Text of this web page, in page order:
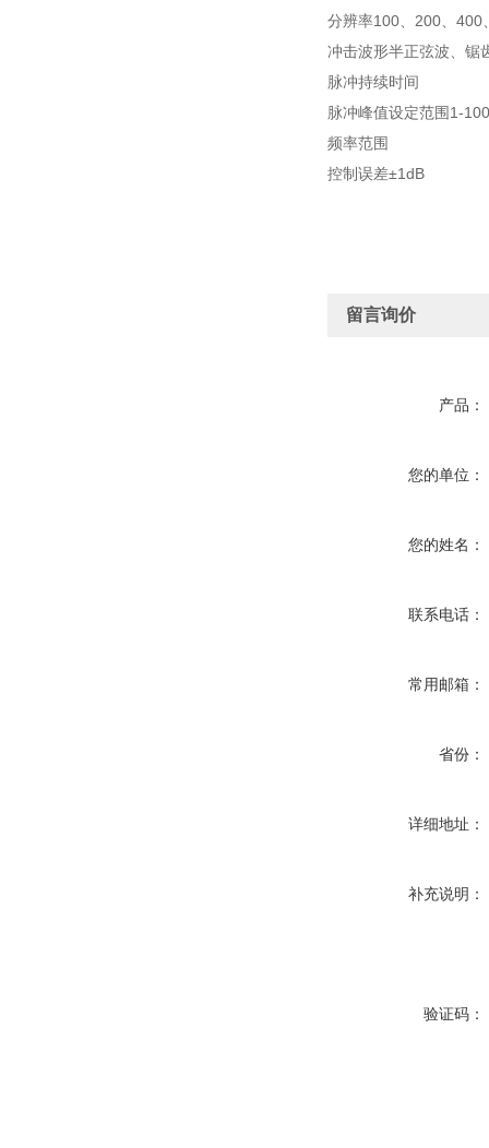
分辨率100、200、400
冲击波形半正弦波、锯
脉冲持续时间
脉冲峰值设定范围1-
频率范围
控制误差±1dB
留言询价
产品：
您的单位：
您的姓名：
联系电话：
常用邮箱：
省份：
详细地址：
补充说明：
验证码：